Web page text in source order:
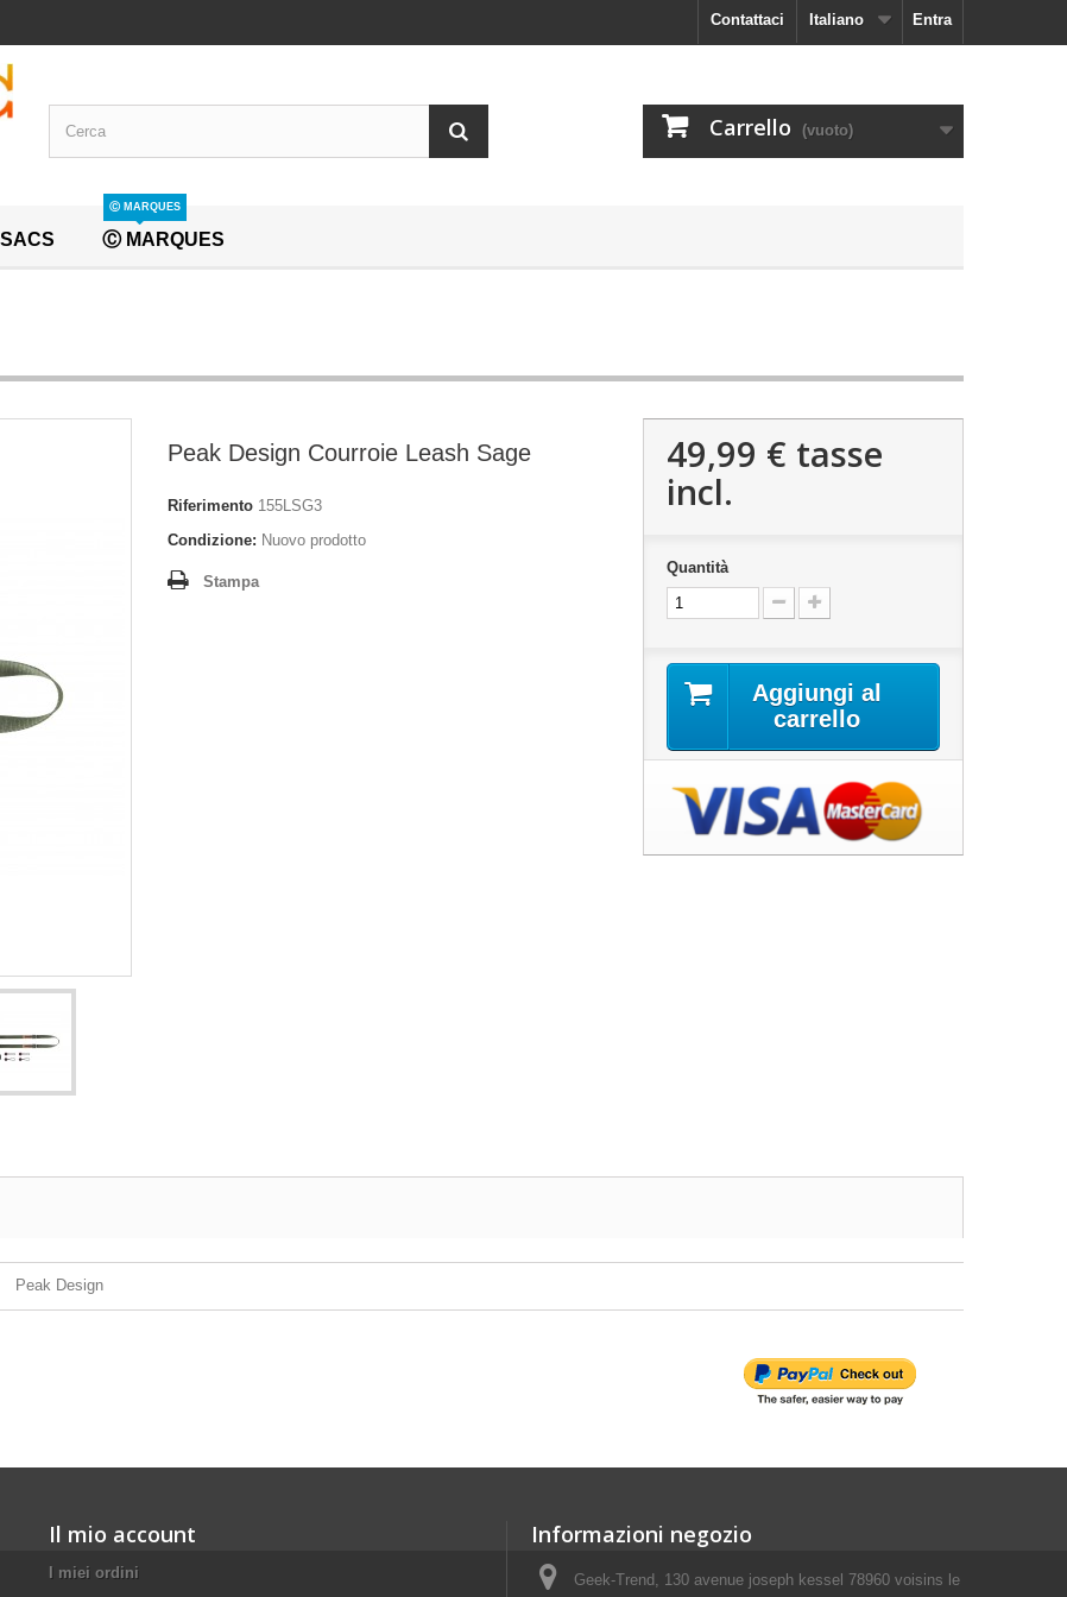
Entra
Italiano
Contattaci
Carrello (vuoto)
SACS Ⓒ MARQUES
Ⓒ MARQUES
Peak Design Courroie Leash Sage
Riferimento 155LSG3
Condizione: Nuovo prodotto
Stampa
49,99 € tasse
incl.
Quantità
Aggiungi al
carrello
Peak Design
Il mio account
I miei ordini
Informazioni negozio
Geek-Trend, 130 avenue joseph kessel 78960 voisins le